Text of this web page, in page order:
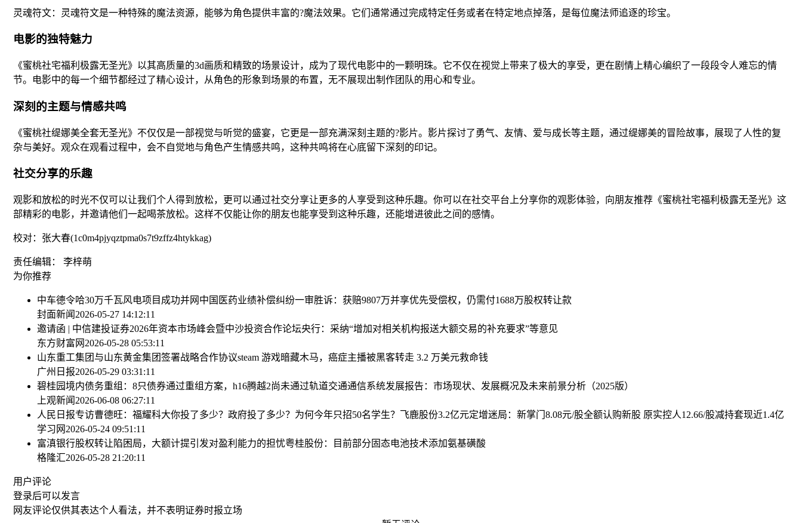
灵魂符文：灵魂符文是一种特殊的魔法资源，能够为角色提供丰富的?魔法效果。它们通常通过完成特定任务或者在特定地点掉落，是每位魔法师追逐的珍宝。
电影的独特魅力
《蜜桃社宅福利极露无圣光》以其高质量的3d画质和精致的场景设计，成为了现代电影中的一颗明珠。它不仅在视觉上带来了极大的享受，更在剧情上精心编织了一段段令人难忘的情
节。电影中的每一个细节都经过了精心设计，从角色的形象到场景的布置，无不展现出制作团队的用心和专业。
深刻的主题与情感共鸣
《蜜桃社缇娜美全套无圣光》不仅仅是一部视觉与听觉的盛宴，它更是一部充满深刻主题的?影片。影片探讨了勇气、友情、爱与成长等主题，通过缇娜美的冒险故事，展现了人性的复
杂与美好。观众在观看过程中，会不自觉地与角色产生情感共鸣，这种共鸣将在心底留下深刻的印记。
社交分享的乐趣
观影和放松的时光不仅可以让我们个人得到放松，更可以通过社交分享让更多的人享受到这种乐趣。你可以在社交平台上分享你的观影体验，向朋友推荐《蜜桃社宅福利极露无圣光》这
部精彩的电影，并邀请他们一起喝茶放松。这样不仅能让你的朋友也能享受到这种乐趣，还能增进彼此之间的感情。
校对：张大春(1c0m4pjyqztpma0s7t9zffz4htykkag)
责任编辑： 李梓萌
为你推荐
中车德令哈30万千瓦风电项目成功并网 中国医药业绩补偿纠纷一审胜诉：获赔9807万并享优先受偿权，仍需付1688万股权转让款
封面新闻 2026-05-27 14:12:11
邀请函 | 中信建投证券2026年资本市场峰会暨中沙投资合作论坛央行：采纳“增加对相关机构报送大额交易的补充要求”等意见
东方财富网 2026-05-28 05:53:11
山东重工集团与山东黄金集团签署战略合作协议steam 游戏暗藏木马，癌症主播被黑客转走 3.2 万美元救命钱
广州日报2026-05-29 03:31:11
碧桂园境内债务重组：8只债券通过重组方案，h16腾越2尚未通过轨道交通通信系统发展报告：市场现状、发展概况及未来前景分析（2025版）
上观新闻 2026-06-08 06:27:11
人民日报专访曹德旺：福耀科大你投了多少？政府投了多少？为何今年只招50名学生？ 飞鹿股份3.2亿元定增迷局：新掌门8.08元/股全额认购新股 原实控人12.66/股减持套现近1.4亿
学习网 2026-05-24 09:51:11
富滇银行股权转让陷困局，大额计提引发对盈利能力的担忧粤桂股份：目前部分固态电池技术添加氨基磺酸
格隆汇2026-05-28 21:20:11
用户评论
登录后可以发言
网友评论仅供其表达个人看法，并不表明证券时报立场